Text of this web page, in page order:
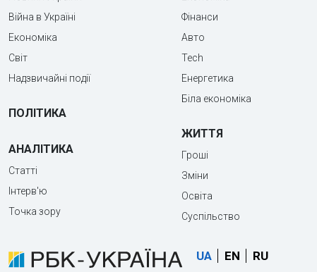
Війна в Україні
Економіка
Світ
Надзвичайні події
ПОЛІТИКА
АНАЛІТИКА
Статті
Інтерв'ю
Точка зору
Фінанси
Авто
Tech
Енергетика
Біла економіка
ЖИТТЯ
Гроші
Зміни
Освіта
Суспільство
UA EN RU